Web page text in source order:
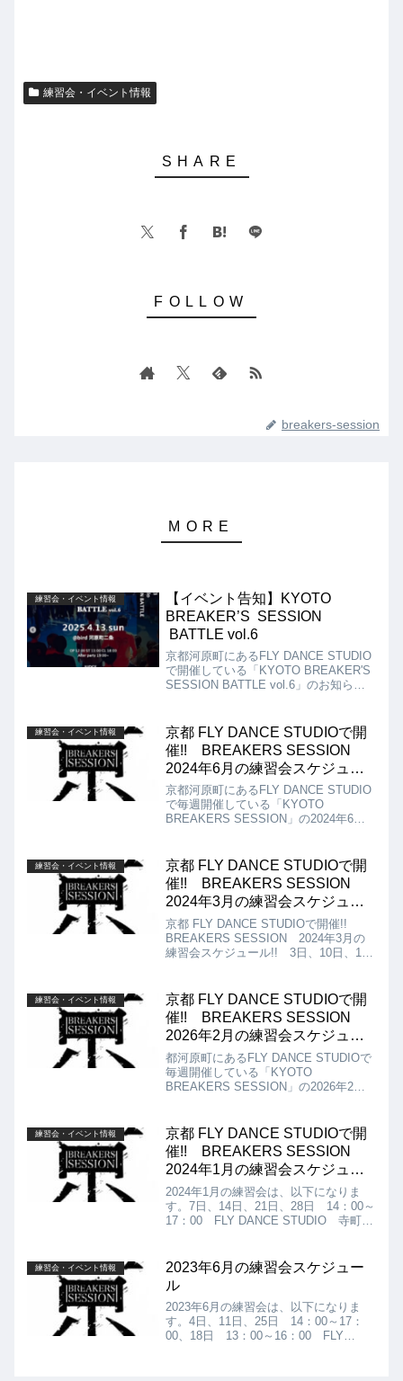
練習会・イベント情報
breakers-session
練習会・イベント情報
【イベント告知】KYOTO
BREAKER’S SESSION
BATTLE vol.6
京都河原町にあるFLY DANCE STUDIO
で開催している「KYOTO BREAKER'S
SESSION BATTLE vol.6」のお知らせ
ーお待ちしております!!
練習会・イベント情報
京都 FLY DANCE STUDIOで開
催!! BREAKERS SESSION
2024年6月の練習会スケジュー
ル!!
京都河原町にあるFLY DANCE STUDIO
で毎週開催している「KYOTO
BREAKERS SESSION」の2024年6月
00～17：00 FLY DANCE STUDIO 寺
町Aスタジオ アクセス：京都市中京区
寺町通錦小路下る東大文字町292 寺町
詩の小路3F ￥500
練習会・イベント情報
京都 FLY DANCE STUDIOで開
催!! BREAKERS SESSION
2024年3月の練習会スケジュー
ル!!
京都 FLY DANCE STUDIOで開催!!
BREAKERS SESSION 2024年3月の
練習会スケジュール!! 3日、10日、17
オ アクセス：京都市中京区寺町通錦小
路下る東大文字町292 寺町 詩の小路
3F ￥500
練習会・イベント情報
京都 FLY DANCE STUDIOで開
催!! BREAKERS SESSION
2026年2月の練習会スケジュー
ル!!
都河原町にあるFLY DANCE STUDIOで
毎週開催している「KYOTO
BREAKERS SESSION」の2026年2月
17：00 FLY DANCE STUDIO 寺町A
スタジオ アクセス：京都市中京区寺町
通錦小路下る東大文字町292 寺町 詩の
小路3F ￥500
練習会・イベント情報
京都 FLY DANCE STUDIOで開
催!! BREAKERS SESSION
2024年1月の練習会スケジュー
ル!!
2024年1月の練習会は、以下になりま
す。7日、14日、21日、28日 14：00～
17：00 FLY DANCE STUDIO 寺町A
小路3F ￥500 どなたでもお気軽にご
参加ください!! お待ちしております!!
練習会・イベント情報
2023年6月の練習会スケジュー
ル
2023年6月の練習会は、以下になりま
す。4日、11日、25日 14：00～17：
00、18日 13：00～16：00 FLY